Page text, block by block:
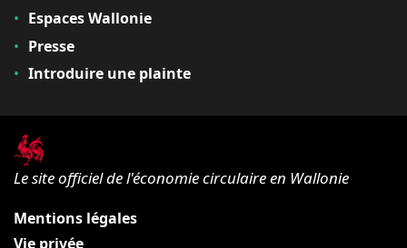
Espaces Wallonie
Presse
Introduire une plainte
Le site officiel de l'économie circulaire en Wallonie
Mentions légales
Vie privée